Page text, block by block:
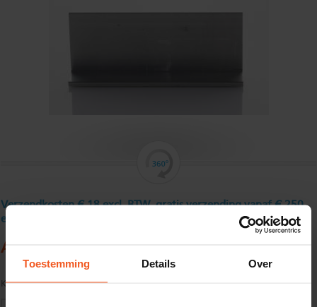
Toestemming Details Over
Verzendkosten € 18 excl. BTW, gratis verzending vanaf € 250
excl. BTW
Aluminium hoekprofiel 80 x 50 x 4 mm
Kwaliteit: EN AW-6060-T66 volgens EN755-1/2